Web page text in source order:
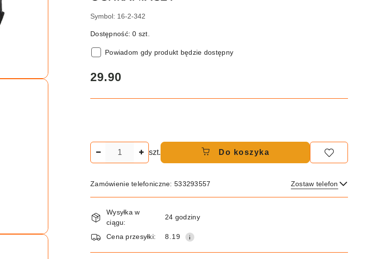
Symbol: 16-2-342
Dostępność:0 szt.
Powiadom gdy produkt będzie dostępny
cena:
29.90
szt. Do koszyka
Zamówienie telefoniczne: 533293557 Zostaw telefon
Wyślij
Dostępność
i
dostawa
Wysyłka w
ciągu:
24 godziny
Cena przesyłki: 8.19